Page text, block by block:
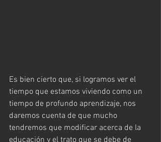
Es bien cierto que, si logramos ver el
tiempo que estamos viviendo como un
tiempo de profundo aprendizaje, nos
daremos cuenta de que mucho
tendremos que modificar acerca de la